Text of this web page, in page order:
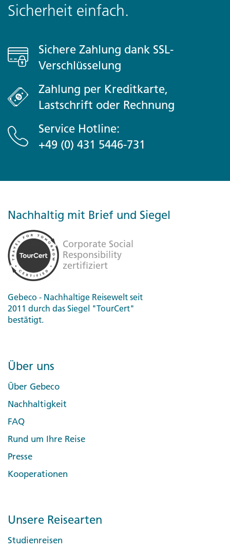
Sicherheit einfach.
Sichere Zahlung dank SSL-
Verschlüsselung
Zahlung per Kreditkarte,
Lastschrift oder Rechnung
Service Hotline:
+49 (0) 431 5446-731
Nachhaltig mit Brief und Siegel
Gebeco - Nachhaltige Reisewelt seit
2011 durch das Siegel "TourCert"
bestätigt.
Über uns
Über Gebeco
Nachhaltigkeit
FAQ
Rund um Ihre Reise
Presse
Kooperationen
Unsere Reisearten
Studienreisen